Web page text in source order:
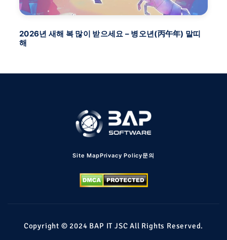
2026년 새해 복 많이 받으세요 – 병오년(丙午年) 말띠
해
Site MapPrivacy Policy문의
Copyright © 2024 BAP IT JSC All Rights Reserved.